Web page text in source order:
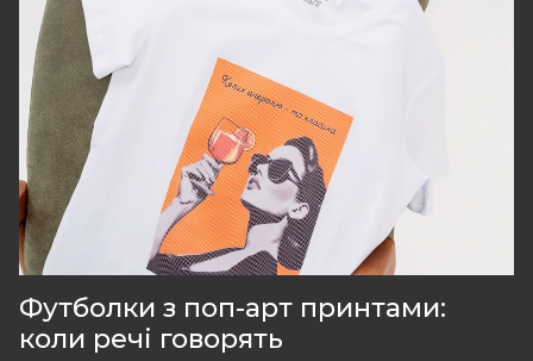
Футболки з поп-арт принтами:
коли речі говорять